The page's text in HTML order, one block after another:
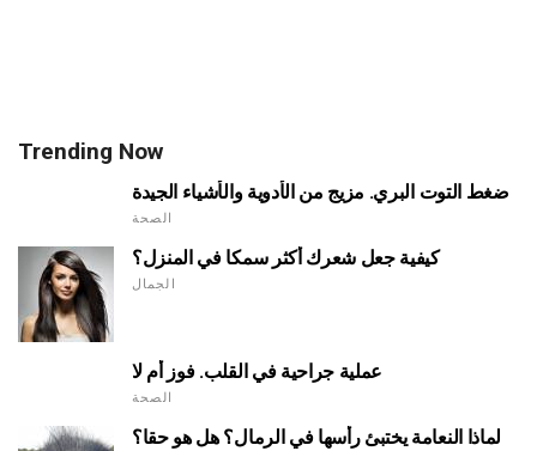
Trending Now
ضغط التوت البري. مزيج من الأدوية والأشياء الجيدة
الصحة
كيفية جعل شعرك أكثر سمكا في المنزل؟
الجمال
عملية جراحية في القلب. فوز أم لا
الصحة
لماذا النعامة يختبئ رأسها في الرمال؟ هل هو حقا؟